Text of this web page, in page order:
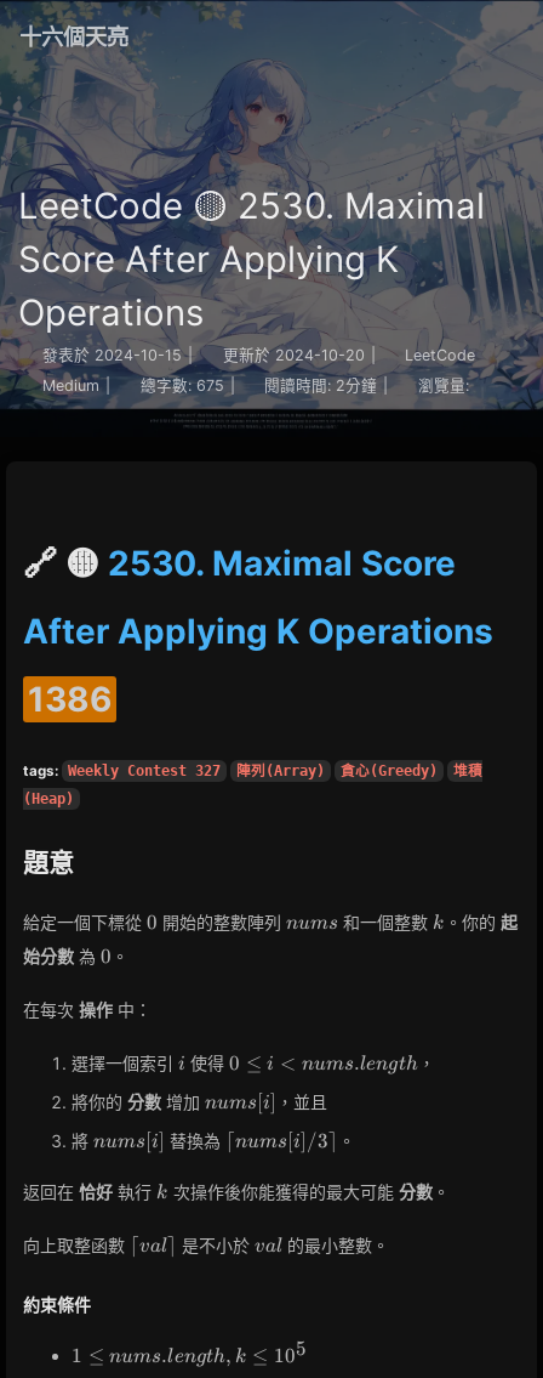
十六個天亮
LeetCode 🟡 2530. Maximal
Score After Applying K
Operations
發表於 2024-10-15 | 更新於 2024-10-20
LeetCode
Medium
總字數: 675 | 閱讀時間: 2分鐘 瀏覽量:
🔗 🟡 2530. Maximal Score
After Applying K Operations
1386
tags: Weekly Contest 327 陣列(Array) 貪心(Greedy)
堆積
(Heap)
題意
給定一個下標從 0
0 開始的整數陣列 nums
nums 和一個整數 k
k 。你的 起
始分數 為 0
0 。
在每次 操作 中：
選擇一個索引 i
i 使得 0 \leq i <
0 ≤ i < nums.length，
將你的 分數 增加 nums[i]
nums i
，並且
將 nums[i]
nums i 替換為 \lceil
nums[i]
/ 3
nums i /3 。
返回在 恰好 執行 k
k 次操作後你能獲得的最大可能 分數。
向上取整函數 \lceil
val⌉ 是不小於 val
val的最小整數。
約束條件
1 \leq
1 ≤ nums.length, k ≤ 105